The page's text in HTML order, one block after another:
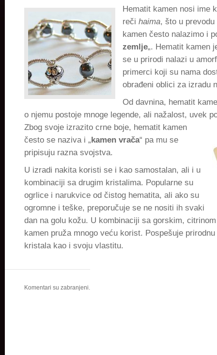
Hematit kamen nosi ime
reči haima, što u
kamen često nalazimo i
zemlje„. Hematit kamen
se u prirodi nalazi u
primerci koji su nama
obrađeni oblici za izradu
Od davnina, hematit
o njemu postoje mnoge legende, ali nažalost, uvek
Zbog svoje izrazito crne boje, hematit kamen
često se naziva i „kamen vrača“ pa mu se
pripisuju razna svojstva.
U izradi nakita koristi se i kao samostalan, ali i u
kombinaciji sa drugim kristalima. Popularne su
ogrlice i narukvice od čistog hematita, ali ako su
ogromne i teške, preporučuje se ne nositi ih svaki
dan na golu kožu. U kombinaciji sa gorskim,
kamen pruža mnogo veću korist. Pospešuje
kristala kao i svoju vlastitu.
Komentari su zabranjeni.